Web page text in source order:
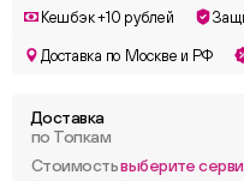
Кешбэк +10 рублей
Доставка по Москве и РФ
Доставка
по Топкам
Стоимостьвыберите